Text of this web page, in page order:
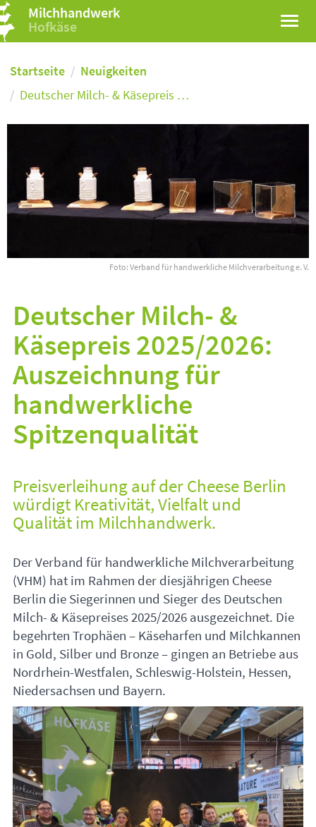
Milchhandwerk
Hofkäse
Startseite
Neuigkeiten
Deutscher Milch- & Käsepreis …
Foto: Verband für handwerkliche Milchverarbeitung e. V.
Deutscher Milch- &
Käsepreis 2025/2026:
Auszeichnung für
handwerkliche
Spitzenqualität
Preisverleihung auf der Cheese Berlin
würdigt Kreativität, Vielfalt und
Qualität im Milchhandwerk.
Der Verband für handwerkliche Milchverarbeitung
(VHM) hat im Rahmen der diesjährigen Cheese
Berlin die Siegerinnen und Sieger des Deutschen
Milch- & Käsepreises 2025/2026 ausgezeichnet. Die
begehrten Trophäen – Käseharfen und Milchkannen
in Gold, Silber und Bronze – gingen an Betriebe aus
Nordrhein-Westfalen, Schleswig-Holstein, Hessen,
Niedersachsen und Bayern.